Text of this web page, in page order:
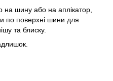
на шину або на аплікатор,
по поверхні шини для
та блиску.